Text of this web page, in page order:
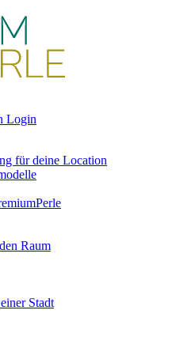
Login
für deine Location
Raum
Stadt